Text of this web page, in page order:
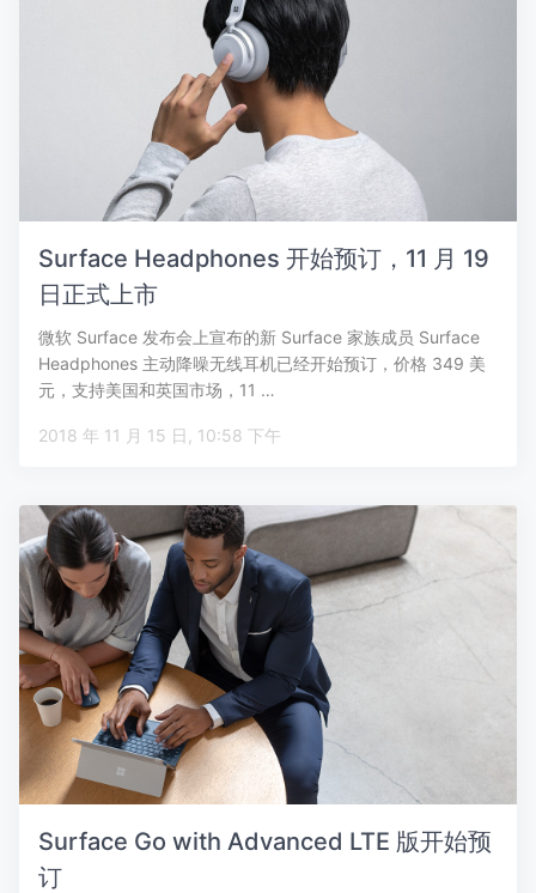
Surface Headphones 开始预订，11 月 19
日正式上市
微软 Surface 发布会上宣布的新 Surface 家族成员 Surface
Headphones 主动降噪无线耳机已经开始预订，价格 349 美
元，支持美国和英国市场，11 …
2018 年 11 月 15 日, 10:58 下午
Surface Go with Advanced LTE 版开始预
订